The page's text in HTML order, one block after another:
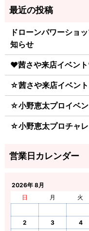
ドローンパワーショ
知らせ
♥茜さや来店イベン
☆茜さや来店イベン
☆小野恵太プロイベ
☆小野恵太プロチャ
2026年 8月
日
月 火
2
3 4